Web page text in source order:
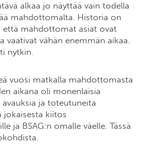
alkaa jo näyttää vain todella
mahdottomalta. Historia on
mahdottomat asiat ovat
vaativat vähän enemmän aikaa.
nytkin.
vuosi matkalla mahdottomasta
aikana oli monenlaisia
ja toteutuneita
jokaisesta kiitos
ja BSAG:n omalle väelle. Tässä